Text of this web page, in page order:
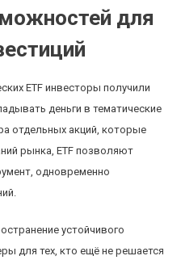
для
ETF инвесторы получили
деньги в тематические
отдельных акций, которые
рынка, ETF позволяют
одновременно
устойчивого
для тех, кто ещё не решается